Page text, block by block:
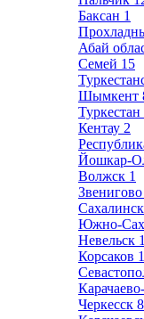
Баксан 1
Абай
Семей 15
Шымкент
Туркестан
Кентау 2
Йошкар-
Волжск 1
Звенигово
Южно-
Невельск 1
Корсаков 1
Черкесск 8